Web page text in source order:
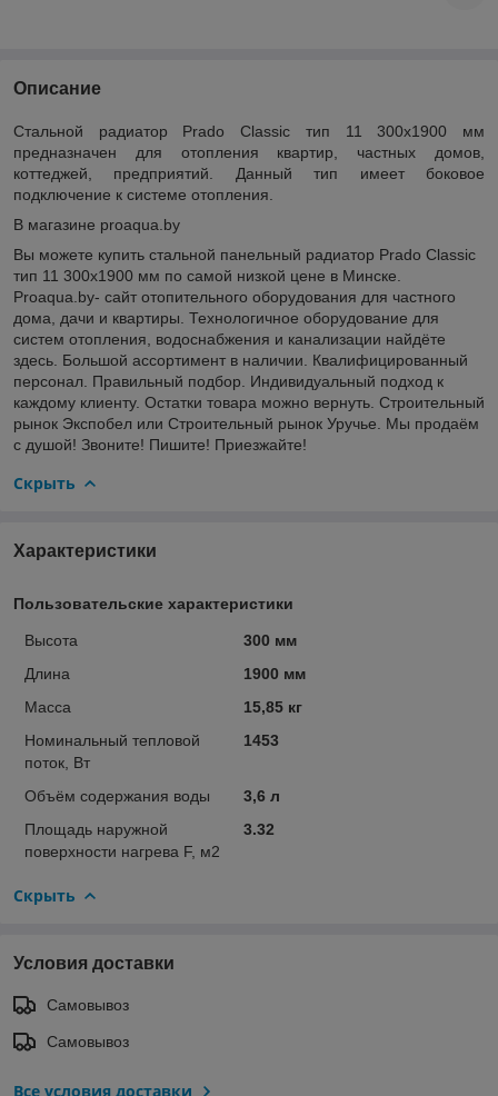
Описание
Стальной радиатор Prado Classic тип 11 300x1900 мм
предназначен для отопления квартир, частных домов,
коттеджей, предприятий. Данный тип имеет боковое
подключение к системе отопления.
В магазине proaqua.by
Вы можете купить стальной панельный радиатор Prado Classic
тип 11 300x1900 мм по самой низкой цене в Минске.
Proaqua.by- сайт отопительного оборудования для частного
дома, дачи и квартиры. Технологичное оборудование для
систем отопления, водоснабжения и канализации найдёте
здесь. Большой ассортимент в наличии. Квалифицированный
персонал. Правильный подбор. Индивидуальный подход к
каждому клиенту. Остатки товара можно вернуть. Строительный
рынок Экспобел или Строительный рынок Уручье. Мы продаём
с душой! Звоните! Пишите! Приезжайте!
Скрыть
Характеристики
Пользовательские характеристики
Высота
300 мм
Длина
1900 мм
Масса
15,85 кг
Номинальный тепловой
поток, Вт
1453
Объём содержания воды
3,6 л
Площадь наружной
поверхности нагрева F, м2
3.32
Скрыть
Условия доставки
Самовывоз
Самовывоз
Все условия доставки